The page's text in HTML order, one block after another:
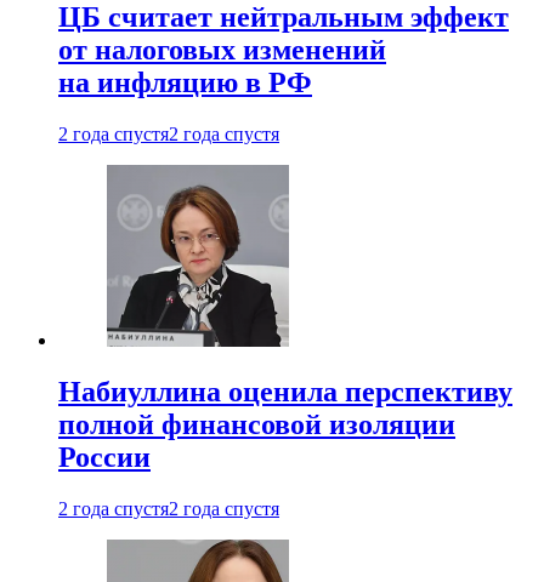
ЦБ считает нейтральным эффект
от налоговых изменений
на инфляцию в РФ
2 года спустя2 года спустя
Набиуллина оценила перспективу
полной финансовой изоляции
России
2 года спустя2 года спустя